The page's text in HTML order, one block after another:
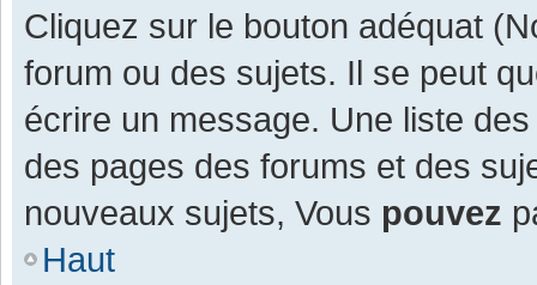
Cliquez sur le bouton adéquat
forum ou des sujets. Il se peut
écrire un message. Une liste
des pages des forums et des
nouveaux sujets, Vous pouvez
Haut